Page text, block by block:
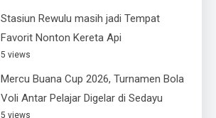
Stasiun Rewulu masih jadi Tempat
Favorit Nonton Kereta Api
5 views
Mercu Buana Cup 2026, Turnamen Bola
Voli Antar Pelajar Digelar di Sedayu
5 views